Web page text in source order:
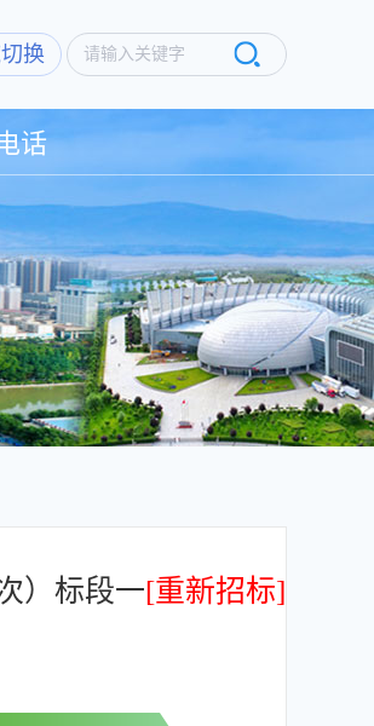
换 请输入关键字
话
）标段一[重新招标]